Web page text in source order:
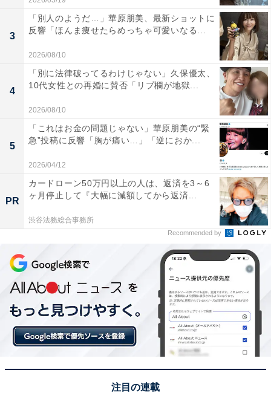
3
「別人のようだ…」華原朋美、最新ショットに
反響「ほんま痩せたらめっちゃ可愛いなる...
2026/08/10
4
「別に法律破ってるわけじゃない」久保優太、
10代女性との再婚に賛否「リプ欄が地獄...
2026/08/10
5
「これはお金の問題じゃない」華原朋美の“緊
急”投稿に反響「胸が痛い…」「逆におか...
2026/04/12
PR
カードローン50万円以上の人は、返済を3～6
ヶ月停止して『大幅に減額してから返済...
渋谷法務総合事務所
Recommended by
注目の連載